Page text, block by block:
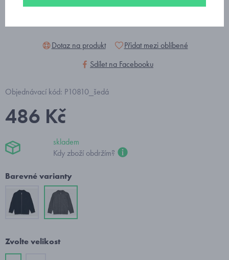
Dotaz na produkt
Přidat mezi oblíbené
Sdílet na Facebooku
Objednávací kód: P10810_šedá
486 Kč
skladem
Kdy zboží obdržím?
Barevné varianty
Zvolte velikost